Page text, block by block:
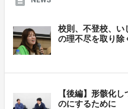
校則、不登校、い
の理不尽を取り除
【後編】形骸化
のにするために